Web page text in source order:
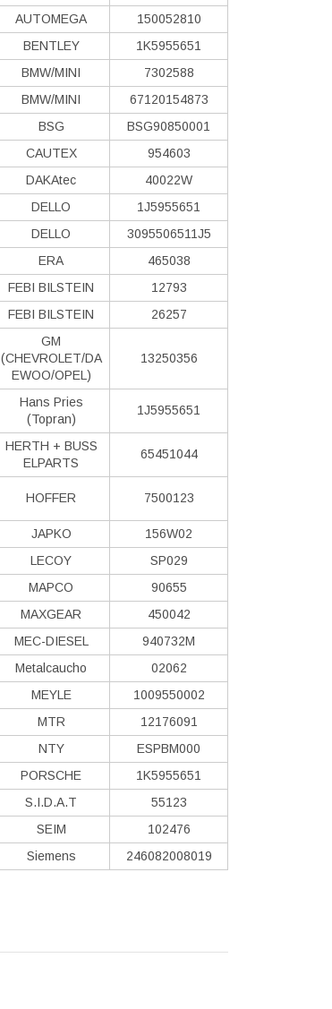
AUTOMEGA
150052810
BENTLEY
1K5955651
BMW/MINI
7302588
BMW/MINI
67120154873
BSG
BSG90850001
CAUTEX
954603
DAKAtec
40022W
DELLO
1J5955651
DELLO
3095506511J5
ERA
465038
FEBI BILSTEIN
12793
FEBI BILSTEIN 26257
GM
(CHEVROLET/DA
EWOO/OPEL)
13250356
Hans Pries
(Topran)
1J5955651
HERTH + BUSS
ELPARTS
65451044
HOFFER 7500123
JAPKO
156W02
LECOY
SP029
MAPCO
90655
MAXGEAR
450042
MEC-DIESEL
940732M
Metalcaucho
02062
MEYLE
1009550002
MTR
12176091
NTY
ESPBM000
PORSCHE
1K5955651
S.I.D.A.T
55123
SEIM
102476
Siemens
246082008019